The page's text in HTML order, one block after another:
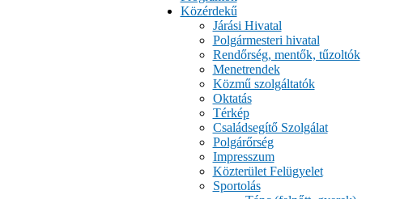
Közérdekű
Járási Hivatal
Polgármesteri hivatal
Rendőrség, mentők, tűzoltók
Menetrendek
Közmű szolgáltatók
Oktatás
Térkép
Családsegítő Szolgálat
Polgárőrség
Impresszum
Közterület Felügyelet
Sportolás